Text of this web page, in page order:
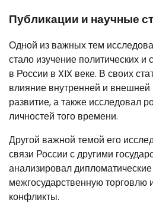
Публикации и научные
Одной из важных тем
стало изучение политических
в России в XIX веке. В своих
влияние внутренней и внешней
развитие, а также исследовал
личностей того времени.
Другой важной темой его
связи России с другими
анализировал
межгосударственную торговлю
конфликты.